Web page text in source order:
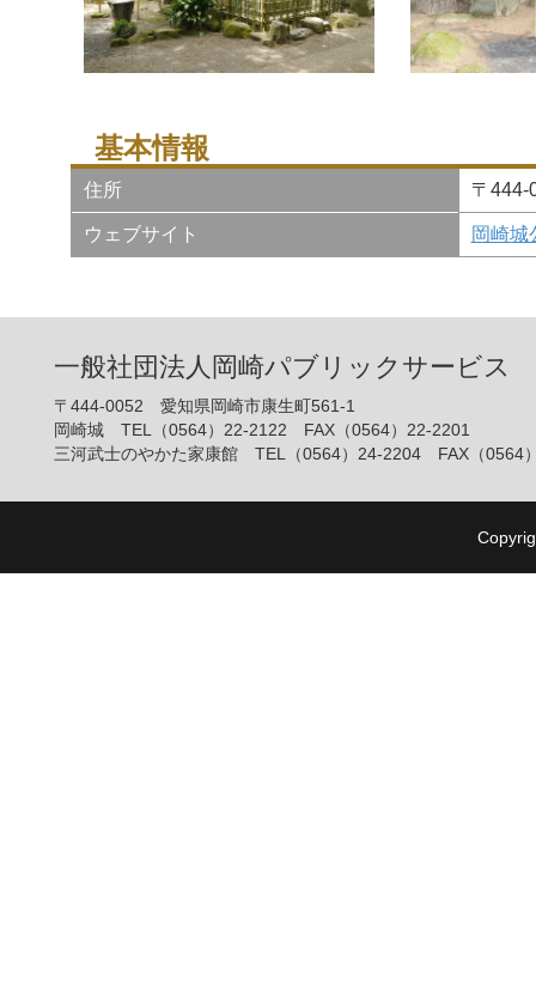
基本情報
住所 〒
ウェブサイト 岡崎城
一般社団法人岡崎パブリックサービス
〒444-0052 愛知県岡崎市康生町561-1
岡崎城 TEL（0564）22-2122 FAX（0564）22-2201
三河武士のやかた家康館 TEL（0564）24-2204 FAX（0564